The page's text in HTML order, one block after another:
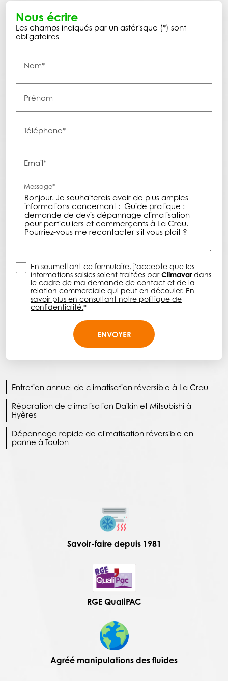
Nous écrire
Les champs indiqués par un astérisque (*) sont
obligatoires
Nom*
Prénom
Téléphone*
Email*
Message*
En soumettant ce formulaire, j'accepte que les
informations saisies soient traitées parClimavardans
le cadre de ma demande de contact et de la
relation commerciale qui peut en découler. En
savoir plus en consultant notre politique de
confidentialité.*
Entretien annuel de climatisation réversible à La Crau
Réparation de climatisation Daikin et Mitsubishi à
Hyères
Dépannage rapide de climatisation réversible en
panne à Toulon
Savoir-faire depuis 1981
RGE QualiPAC
Agréé manipulations des fluides